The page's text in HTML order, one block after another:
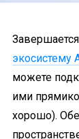
экосистему
можете
ими
хорошо).